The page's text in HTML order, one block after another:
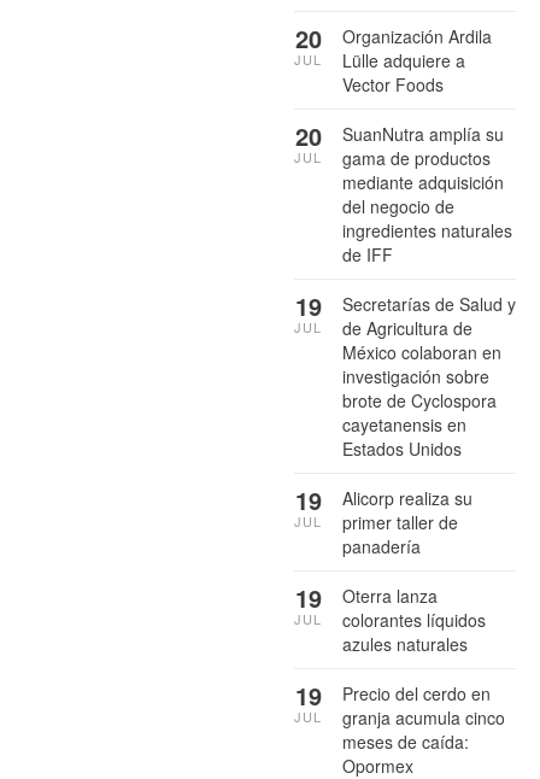
Organización Ardila
Lülle adquiere a
Vector Foods
20
JUL
SuanNutra amplía su
gama de productos
mediante adquisición
del negocio de
ingredientes naturales
de IFF
20
JUL
Secretarías de Salud y
de Agricultura de
México colaboran en
investigación sobre
brote de Cyclospora
cayetanensis en
Estados Unidos
19
JUL
Alicorp realiza su
primer taller de
panadería
19
JUL
Oterra lanza
colorantes líquidos
azules naturales
19
JUL
Precio del cerdo en
granja acumula cinco
meses de caída:
Opormex
19
JUL